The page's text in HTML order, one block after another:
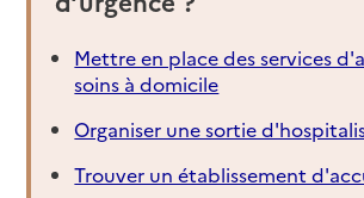
Mettre en place des services
soins à domicile
Organiser une sortie
Trouver un établissement